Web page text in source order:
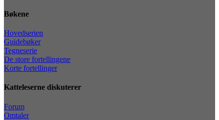
Bøkene
Hovedserien
Guidebøker
Tegneserie
De store fortellingene
Korte fortellinger
Katteleserne diskuterer
Forum
Omtaler